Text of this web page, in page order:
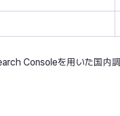
Consoleを用いた国内